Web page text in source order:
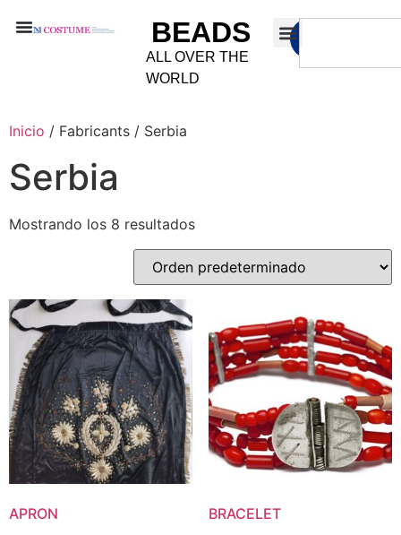
BEADS
ALL OVER THE
WORLD
Inicio / Fabricants / Serbia
Serbia
Mostrando los 8 resultados
APRON BRACELET